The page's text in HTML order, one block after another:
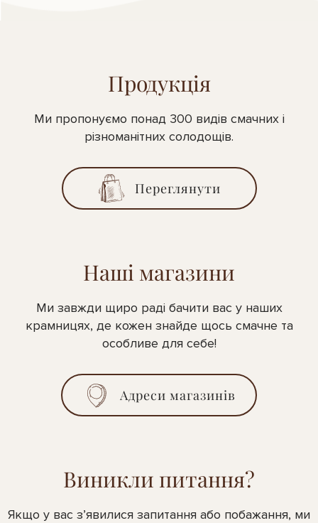
Продукція
Ми пропонуємо понад 300 видів смачних і
різноманітних солодощів.
Переглянути
Наші магазини
Ми завжди щиро раді бачити вас у наших
крамницях, де кожен знайде щось смачне та
особливе для себе!
Адреси магазинів
Виникли питання?
Якщо у вас з’явилися запитання або побажання, ми